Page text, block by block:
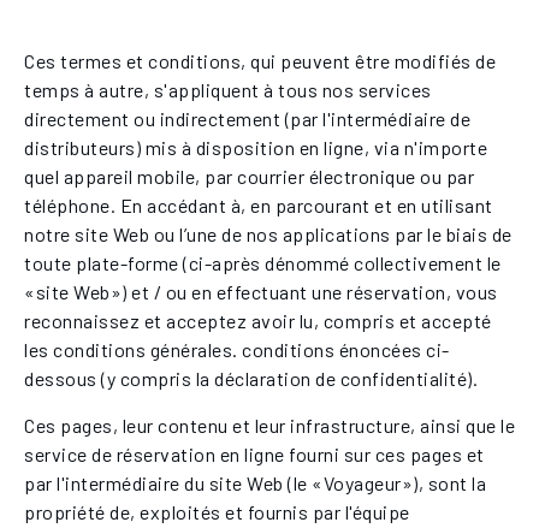
NEWS
CONTACTS
PT EN FR
DE
IT
Ces termes et conditions, qui peuvent être modifiés de
temps à autre, s'appliquent à tous nos services
directement ou indirectement (par l'intermédiaire de
distributeurs) mis à disposition en ligne, via n'importe
quel appareil mobile, par courrier électronique ou par
téléphone. En accédant à, en parcourant et en utilisant
notre site Web ou l’une de nos applications par le biais de
toute plate-forme (ci-après dénommé collectivement le
«site Web») et / ou en effectuant une réservation, vous
reconnaissez et acceptez avoir lu, compris et accepté
les conditions générales. conditions énoncées ci-
dessous (y compris la déclaration de confidentialité).
Ces pages, leur contenu et leur infrastructure, ainsi que le
service de réservation en ligne fourni sur ces pages et
par l'intermédiaire du site Web (le «Voyageur»), sont la
propriété de, exploités et fournis par l'équipe